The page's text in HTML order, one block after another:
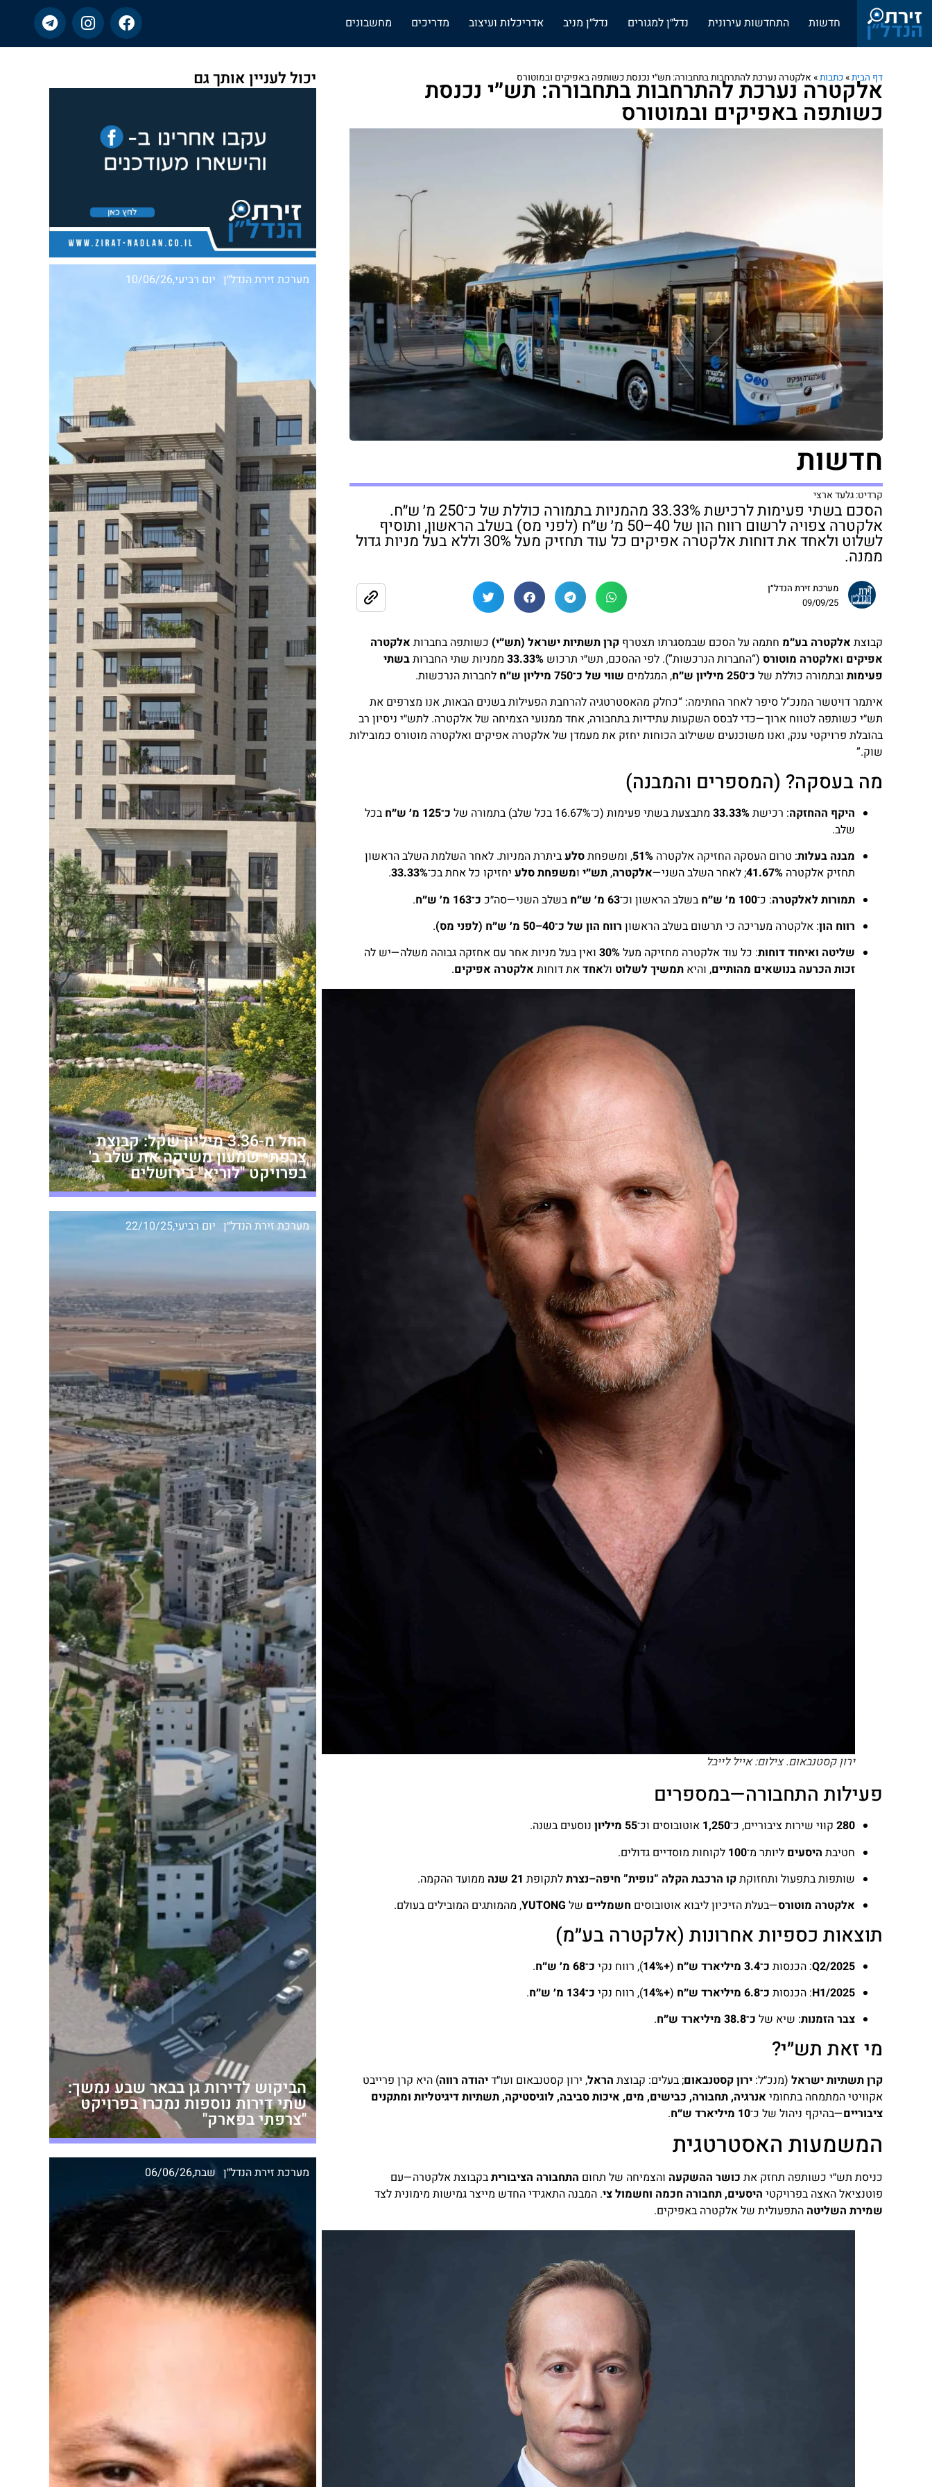
חדשות התחדשות עירונית נדל״ן למגורים נדל״ן מניב אדריכלות ועיצוב מדריכים מחשבונים
יכול לעניין אותך גם
החל מ-3.36 מיליון שקל: קבוצת
צרפתי שמעון משיקה את שלב ב'
בפרויקט "לוריא" בירושלים
מערכת זירת הנדל״ן יום רביעי,10/06/26
הביקוש לדירות גן בבאר שבע נמשך:
שתי דירות נוספות נמכרו בפרויקט
"צרפתי בפארק"
מערכת זירת הנדל״ן יום רביעי,22/10/25
מערכת זירת הנדל״ן שבת,06/06/26
דף הבית»כתבות» אלקטרה נערכת להתרחבות בתחבורה: תש״י נכנסת כשותפה באפיקים ובמוטורס
אלקטרה נערכת להתרחבות בתחבורה: תש״י נכנסת
כשותפה באפיקים ובמוטורס
חדשות
קרדיט: גלעד ארצי
הסכם בשתי פעימות לרכישת 33.33% מהמניות בתמורה כוללת של כ־250 מ׳ ש״ח.
אלקטרה צפויה לרשום רווח הון של 40–50 מ׳ ש״ח (לפני מס) בשלב הראשון, ותוסיף
לשלוט ולאחד את דוחות אלקטרה אפיקים כל עוד תחזיק מעל 30% וללא בעל מניות גדול
ממנה.
מערכת זירת הנדל״ן
09/09/25
קבוצת אלקטרה בע״מ חתמה על הסכם שבמסגרתו תצטרף קרן תשתיות ישראל (תש״י) כשותפה בחברות אלקטרה
אפיקים ואלקטרה מוטורס (“החברות הנרכשות”). לפי ההסכם, תש״י תרכוש 33.33% ממניות שתי החברותבשתי
פעימות ובתמורה כוללת של כ־250 מיליון ש״ח , המגלמים שווי של כ־750 מיליון ש״ח
לחברות הנרכשות.
איתמר דויטשר המנכ"ל סיפר לאחר החתימה: “כחלק מהאסטרטגיה להרחבת הפעילות בשנים הבאות, אנו מצרפים את
תש״י כשותפה לטווח ארוך—כדי לבסס השקעות עתידיות בתחבורה, אחד ממנועי הצמיחה של אלקטרה. לתש״י ניסיון רב
בהובלת פרויקטי ענק, ואנו משוכנעים ששילוב הכוחות יחזק את מעמדן של אלקטרה אפיקים ואלקטרה מוטורס כמובילות
שוק.”
מה בעסקה? (המספרים והמבנה)
היקף ההחזקה: רכישת33.33% מתבצעת בשתי פעימות (כ־16.67% בכל שלב) בתמורה של כ־125 מ׳ ש״ח
בכל
שלב.
מבנה בעלות: טרום העסקה החזיקה אלקטרה 51%, ומשפחתסלעביתרת המניות. לאחר השלמת השלב הראשון
תחזיק אלקטרה 41.67%; לאחר השלב השני—אלקטרה,תש״י ומשפחת סלע יחזיקו כל אחת בכ־33.33%
.
תמורות לאלקטרה: כ־100 מ׳ ש״ח בשלב הראשון וכ־63 מ׳ ש״ח בשלב השני—סה״כ כ־163 מ׳ ש״ח
.
רווח הון: אלקטרה מעריכה כי תרשום בשלב הראשון רווח הון של כ־40–50 מ׳ ש״ח (לפני מס)
.
שליטה ואיחוד דוחות: כל עוד אלקטרה מחזיקה מעל30% ואין בעל מניות אחר עם אחזקה גבוהה משלה—יש לה
זכות הכרעה בנושאים מהותיים, והיא תמשיך לשלוט ולאחדאת דוחות אלקטרה אפיקים.
ירון קסטנבאום. צילום: אייל לייבל
פעילות התחבורה—במספרים
280 קווי שירות ציבוריים, כ־1,250 אוטובוסים וכ־55 מיליון
נוסעים בשנה.
חטיבת היסעים ליותר מ־100 לקוחות מוסדיים גדולים.
שותפות בתפעול ותחזוקתקו הרכבת הקלה “נופית” חיפה–נצרתלתקופת 21 שנה
ממועד ההקמה.
אלקטרה מוטורס—בעלת הזיכיון ליבוא אוטובוסים חשמליים של YUTONG, מהמותגים המובילים בעולם.
תוצאות כספיות אחרונות (אלקטרה בע״מ)
Q2/2025: הכנסות כ־3.4 מיליארד ש״ח (
+14% ), רווח נקי כ־68 מ׳ ש״ח
.
H1/2025: הכנסות כ־6.8 מיליארד ש״ח (
+14% ), רווח נקי כ־134 מ׳ ש״ח
.
צבר הזמנות: שיא של כ־38.8 מיליארד ש״ח .
מי זאת תש״י?
קרן תשתיות ישראל (מנכ״ל: ירון קסטנבאום; בעלים: קבוצת הראל, ירון קסטנבאום ועו״דיהודה רווה) היא קרן פרייבט
אקוויטי המתמחה בתחומי אנרגיה, תחבורה, כבישים, מים, איכות סביבה, לוגיסטיקה, תשתיות דיגיטליות ומתקנים
ציבוריים—בהיקף ניהול של כ־10 מיליארד ש״ח .
המשמעות האסטרטגית
כניסת תש״י כשותפה תחזק את כושר ההשקעה והצמיחה של תחום התחבורה הציבוריתבקבוצת אלקטרה—עם
פוטנציאל האצה בפרויקטי היסעים, תחבורה חכמה וחשמול צי. המבנה התאגידי החדש מייצר גמישות מימונית לצד
שמירת השליטה התפעולית של אלקטרה באפיקים.